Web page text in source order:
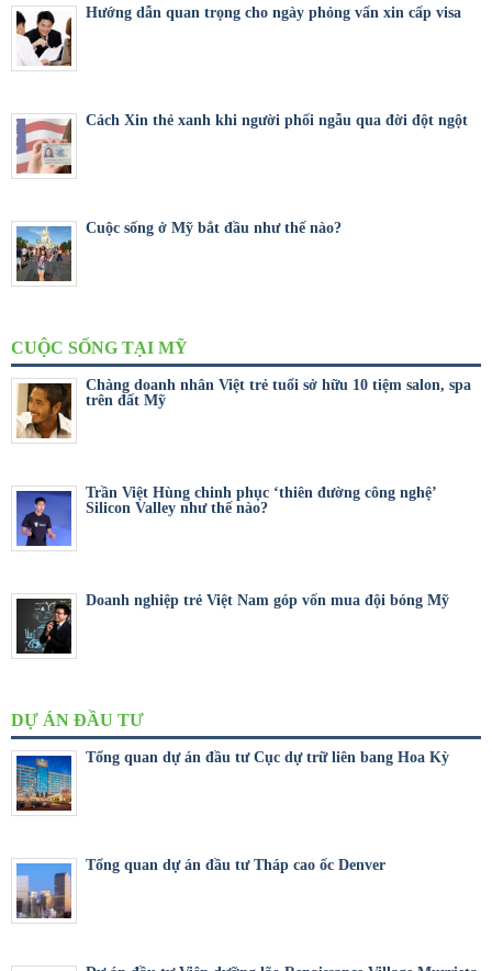
Hướng dẫn quan trọng cho ngày phỏng vấn xin cấp visa
Cách Xin thẻ xanh khi người phối ngẫu qua đời đột ngột
Cuộc sống ở Mỹ bắt đầu như thế nào?
CUỘC SỐNG TẠI MỸ
Chàng doanh nhân Việt trẻ tuổi sở hữu 10 tiệm salon, spa
trên đất Mỹ
Trần Việt Hùng chinh phục ‘thiên đường công nghệ’
Silicon Valley như thế nào?
Doanh nghiệp trẻ Việt Nam góp vốn mua đội bóng Mỹ
DỰ ÁN ĐẦU TƯ
Tổng quan dự án đầu tư Cục dự trữ liên bang Hoa Kỳ
Tổng quan dự án đầu tư Tháp cao ốc Denver